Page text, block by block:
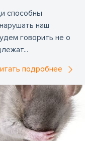
способны
наш
говорить не о
подробнее